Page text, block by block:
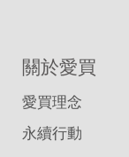
關於愛買
愛買理念
永續行動